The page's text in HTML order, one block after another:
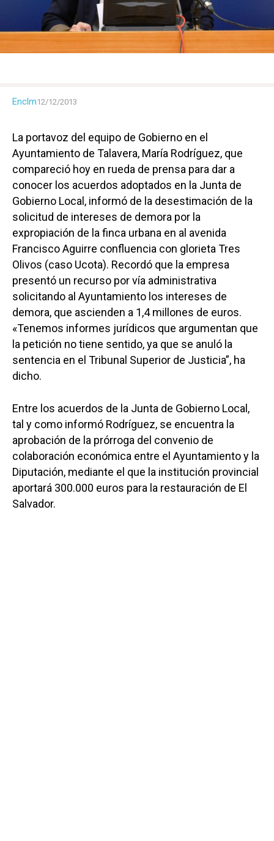
Enclm12/12/2013
La portavoz del equipo de Gobierno en el
Ayuntamiento de Talavera, María Rodríguez, que
compareció hoy en rueda de prensa para dar a
conocer los acuerdos adoptados en la Junta de
Gobierno Local, informó de la desestimación de la
solicitud de intereses de demora por la
expropiación de la finca urbana en al avenida
Francisco Aguirre confluencia con glorieta Tres
Olivos (caso Ucota). Recordó que la empresa
presentó un recurso por vía administrativa
solicitando al Ayuntamiento los intereses de
demora, que ascienden a 1,4 millones de euros.
«Tenemos informes jurídicos que argumentan que
la petición no tiene sentido, ya que se anuló la
sentencia en el Tribunal Superior de Justicia”, ha
dicho.
Entre los acuerdos de la Junta de Gobierno Local,
tal y como informó Rodríguez, se encuentra la
aprobación de la prórroga del convenio de
colaboración económica entre el Ayuntamiento y la
Diputación, mediante el que la institución provincial
aportará 300.000 euros para la restauración de El
Salvador.